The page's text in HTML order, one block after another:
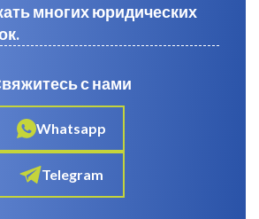
многих юридических
с нами
Whatsapp
Telegram